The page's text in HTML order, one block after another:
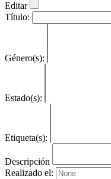
Editar
Título:
Género(s):
Estado(s):
Etiqueta(s):
Descripción
Realizado el: